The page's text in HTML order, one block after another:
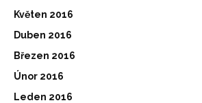
Květen 2016
Duben 2016
Březen 2016
Únor 2016
Leden 2016